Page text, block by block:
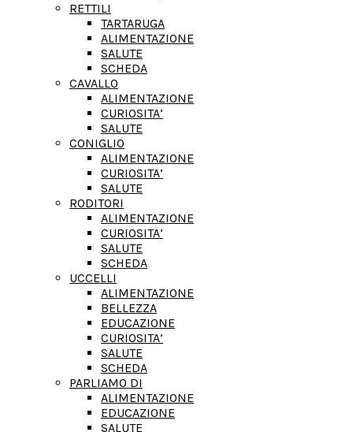
RETTILI
TARTARUGA
ALIMENTAZIONE
SALUTE
SCHEDA
CAVALLO
ALIMENTAZIONE
CURIOSITA’
SALUTE
CONIGLIO
ALIMENTAZIONE
CURIOSITA’
SALUTE
RODITORI
ALIMENTAZIONE
CURIOSITA’
SALUTE
SCHEDA
UCCELLI
ALIMENTAZIONE
BELLEZZA
EDUCAZIONE
CURIOSITA’
SALUTE
SCHEDA
PARLIAMO DI
ALIMENTAZIONE
EDUCAZIONE
SALUTE